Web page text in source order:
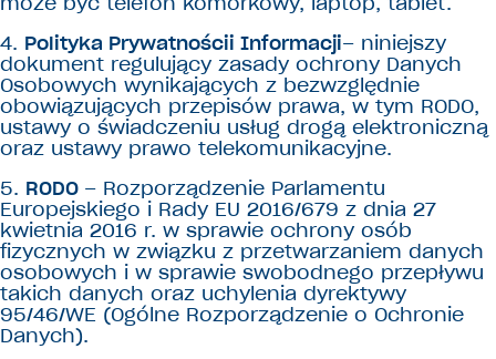
4. Polityka Prywatnościi Informacji– niniejszy
dokument regulujący zasady ochrony Danych
Osobowych wynikających z bezwzględnie
obowiązujących przepisów prawa, w tym RODO,
ustawy o świadczeniu usług drogą elektroniczną
oraz ustawy prawo telekomunikacyjne.
5. RODO – Rozporządzenie Parlamentu
Europejskiego i Rady EU 2016/679 z dnia 27
kwietnia 2016 r. w sprawie ochrony osób
fizycznych w związku z przetwarzaniem danych
osobowych i w sprawie swobodnego przepływu
takich danych oraz uchylenia dyrektywy
95/46/WE (Ogólne Rozporządzenie o Ochronie
Danych).